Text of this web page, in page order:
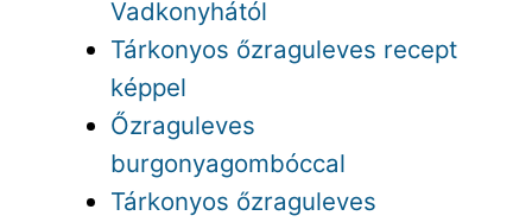
Vadkonyhától
Tárkonyos őzraguleves recept
képpel
Őzraguleves
burgonyagombóccal
Tárkonyos őzraguleves